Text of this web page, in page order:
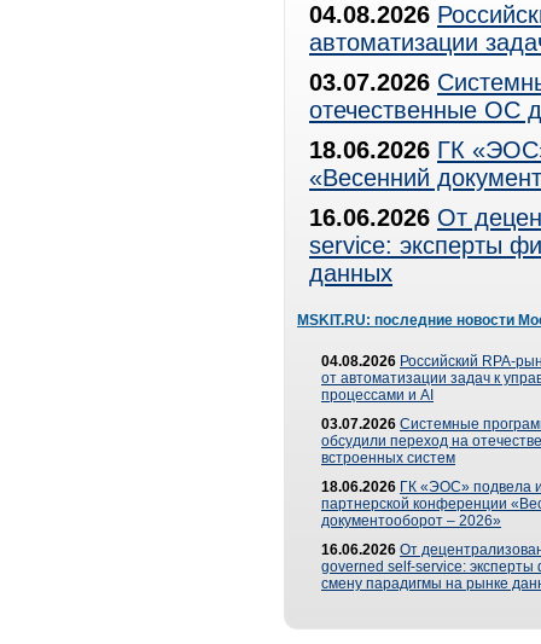
04.08.2026
автоматизации
03.07.2026
отечественные ОС
18.06.2026 ГК
«Весенний
16.06.2026 От
service: эксперты
данных
MSKIT.RU: последние новости
04.08.2026 Российский RPA-
от автоматизации задач к
процессами и AI
03.07.2026 Системные
обсудили переход на
встроенных систем
18.06.2026 ГК «ЭОС» подвела
партнерской конференции
документооборот – 2026»
16.06.2026 От
governed self-service: эксперты
смену парадигмы на рынке